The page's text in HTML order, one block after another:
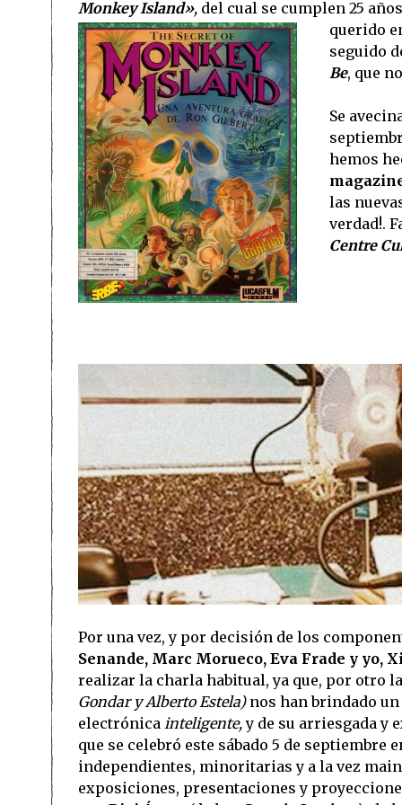
Monkey Island», del cual se cumplen 25
querido e
seguido
Be, que
Se
hemos
las
verdad!.
Centre
Por una vez, y por decisión de los
Senande, Marc Morueco, Eva Frade y yo,
realizar la charla habitual, ya que, por otro
Gondar y Alberto Estela)nos han brindado un
electrónica inteligente,y de su arriesgada y
que se celebró este sábado 5 de septiembre
independientes, minoritarias y a la vez
exposiciones, presentaciones y